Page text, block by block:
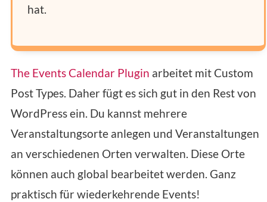
hat.
The Events Calendar Plugin arbeitet mit Custom
Post Types. Daher fügt es sich gut in den Rest von
WordPress ein. Du kannst mehrere
Veranstaltungsorte anlegen und Veranstaltungen
an verschiedenen Orten verwalten. Diese Orte
können auch global bearbeitet werden. Ganz
praktisch für wiederkehrende Events!